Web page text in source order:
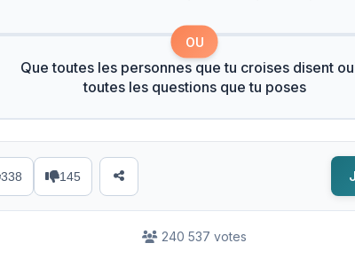
OU
Que toutes les personnes que tu croises disent
toutes les questions que tu poses
338 145
240 537 votes